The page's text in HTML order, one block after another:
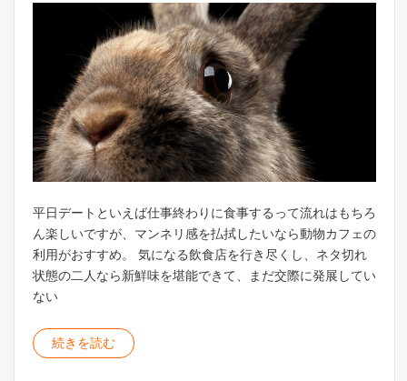
平日デートといえば仕事終わりに食事するって流れはもちろ
ん楽しいですが、マンネリ感を払拭したいなら動物カフェの
利用がおすすめ。 気になる飲食店を行き尽くし、ネタ切れ
状態の二人なら新鮮味を堪能できて、まだ交際に発展してい
ない
続きを読む